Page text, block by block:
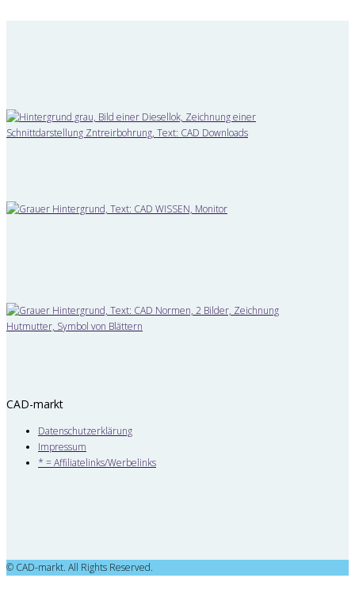
CAD-markt
Datenschutzerklärung
Impressum
* = Affiliatelinks/Werbelinks
© CAD-markt. All Rights Reserved.